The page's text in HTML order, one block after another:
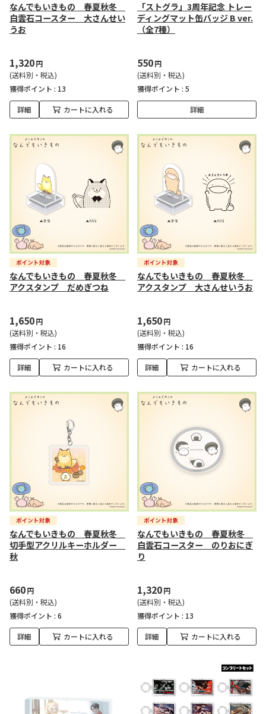
なんでもいきもの 春夏秋冬
白雲石コースター 大さんせい
うお
1,320円
(送料別・税込)
獲得ポイント : 13
詳細 カートに入れる
「ストグラ」3周年記念 トレー
ディングマット缶バッジ B ver.
（全7種）
550円
(送料別・税込)
獲得ポイント : 5
詳細
なんでもいきもの 春夏秋冬
アクスタンプ だめぎつね
1,650円
(送料別・税込)
獲得ポイント : 16
詳細 カートに入れる
なんでもいきもの 春夏秋冬
アクスタンプ 大さんせいうお
1,650円
(送料別・税込)
獲得ポイント : 16
詳細 カートに入れる
なんでもいきもの 春夏秋冬
切手型アクリルキーホルダー
秋
660円
(送料別・税込)
獲得ポイント : 6
詳細 カートに入れる
なんでもいきもの 春夏秋冬
白雲石コースター のりおにぎ
り
1,320円
(送料別・税込)
獲得ポイント : 13
詳細 カートに入れる